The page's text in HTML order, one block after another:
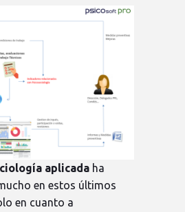
aplicada ha
en estos últimos
en cuanto a